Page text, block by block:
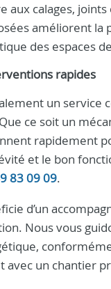
aux calages,
améliorent
des espaces
rapides
un
ce soit un
rapidement
et le bon
83 09 09.
d’un
Nous vous
avec un chantier